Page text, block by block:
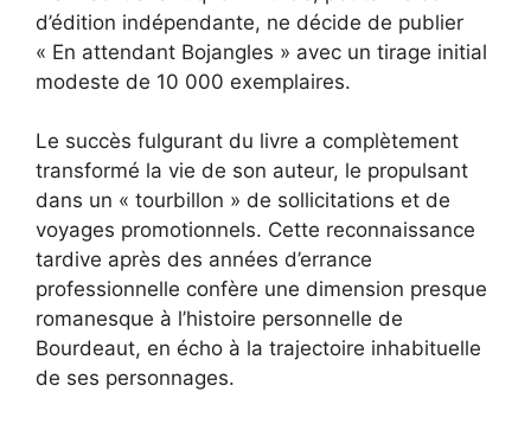
d’édition indépendante, ne décide de publier
« En attendant Bojangles » avec un tirage initial
modeste de 10 000 exemplaires.
Le succès fulgurant du livre a complètement
transformé la vie de son auteur, le propulsant
dans un « tourbillon » de sollicitations et de
voyages promotionnels. Cette reconnaissance
tardive après des années d’errance
professionnelle confère une dimension presque
romanesque à l’histoire personnelle de
Bourdeaut, en écho à la trajectoire inhabituelle
de ses personnages.